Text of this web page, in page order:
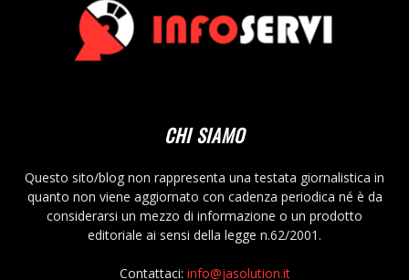
CHI SIAMO
Questo sito/blog non rappresenta una testata giornalistica in
quanto non viene aggiornato con cadenza periodica né è da
considerarsi un mezzo di informazione o un prodotto
editoriale ai sensi della legge n.62/2001.
Contattaci: info@jasolution.it